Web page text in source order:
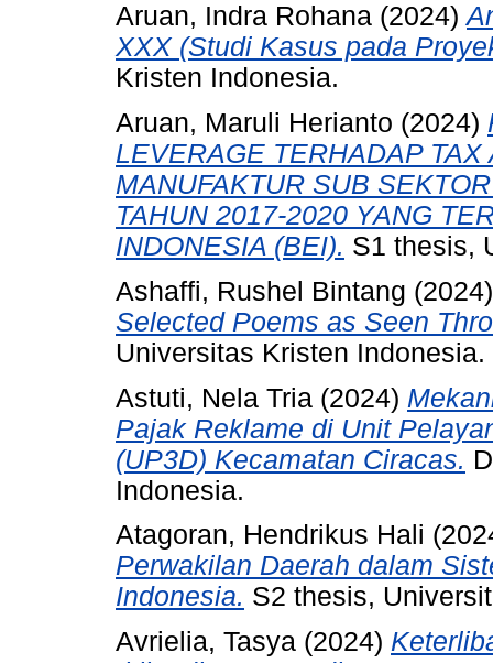
Aruan, Indra Rohana (2024)
XXX (Studi Kasus pada
Kristen Indonesia.
Aruan, Maruli Herianto (2024)
LEVERAGE TERHADAP
MANUFAKTUR SUB
TAHUN 2017-2020 YANG
INDONESIA (BEI). S1 thesis,
Ashaffi, Rushel Bintang
Selected Poems as Seen
Universitas Kristen Indonesia.
Astuti, Nela Tria (2024)
Pajak Reklame di Unit
(UP3D) Kecamatan Ciracas.
Indonesia.
Atagoran, Hendrikus Hali
Perwakilan Daerah dalam
Indonesia. S2 thesis,
Avrielia, Tasya (2024)